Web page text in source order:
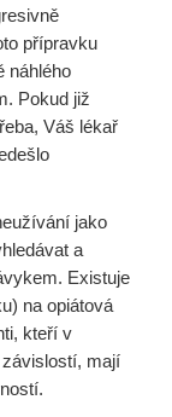
přípravku
náhlého
Pokud již
Váš lékař
jako
a
Existuje
na opiátová
kteří v
mají